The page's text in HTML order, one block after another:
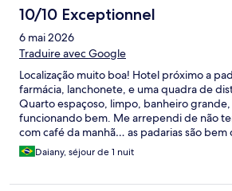
10/10 Exceptionnel
6 mai 2026
Traduire avec Google
Localização muito boa! Hotel próximo a
farmácia, lanchonete, e uma quadra de
Quarto espaçoso, limpo, banheiro
funcionando bem. Me arrependi de não
com café da manhã… as padarias são bem
uma ótima opção em Copacabana.
Daiany, séjour de 1 nuit